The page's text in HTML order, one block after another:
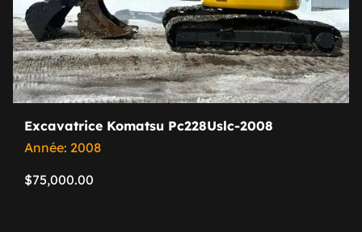
Excavatrice Komatsu Pc228Uslc-2008
Année: 2008
$75,000.00